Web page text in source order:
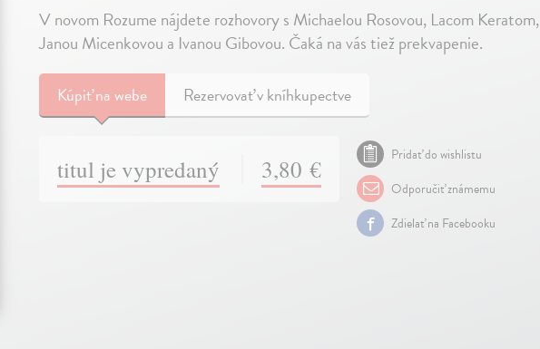
V novom Rozume nájdete rozhovory s Michaelou Rosovou, Lacom Keratom,
Janou Micenkovou a Ivanou Gibovou. Čaká na vás tiež prekvapenie.
Kúpiťna webe Rezervovať v kníhkupectve
titul je vypredaný 3,80 €
Pridať do wishlistu
Odporučiť známemu
Zdielať na Facebooku